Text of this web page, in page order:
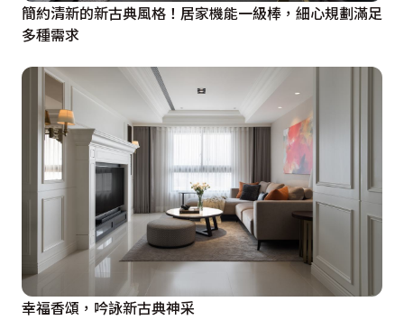
簡約清新的新古典風格！居家機能一級棒，細心規劃滿足
多種需求
幸福香頌，吟詠新古典神采